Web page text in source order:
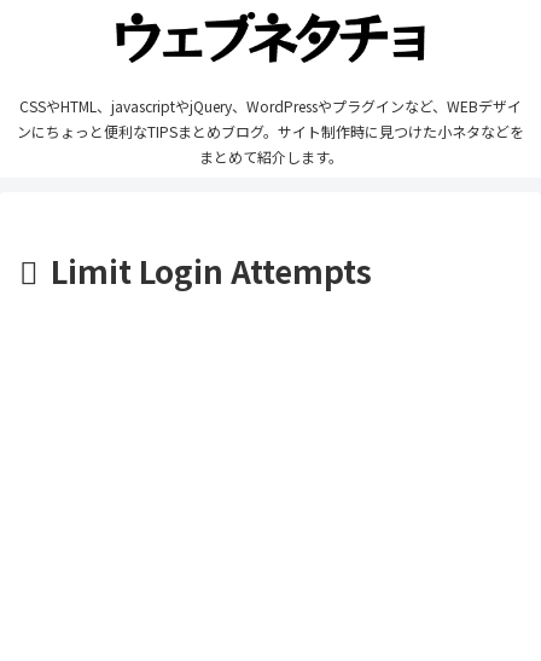
CSSやHTML、javascriptやjQuery、WordPressやプラグインなど、WEBデザイ
ンにちょっと便利なTIPSまとめブログ。サイト制作時に見つけた小ネタなどを
まとめて紹介します。
Limit Login Attempts